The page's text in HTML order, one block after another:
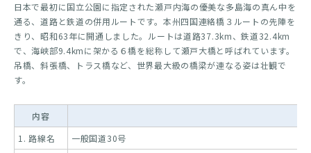
日本で最初に国立公園に指定された瀬戸内海の優美な多島海の真ん中を
通る、道路と鉄道の併用ルートです。本州四国連絡橋３ルートの先陣を
きり、昭和63年に開通しました。ルートは道路37.3km、鉄道32.4km
で、海峡部9.4kmに架かる６橋を総称して瀬戸大橋と呼ばれています。
吊橋、斜張橋、トラス橋など、世界最大級の橋梁が連なる姿は壮観で
す。
内容
1. 路線名
一般国道30号